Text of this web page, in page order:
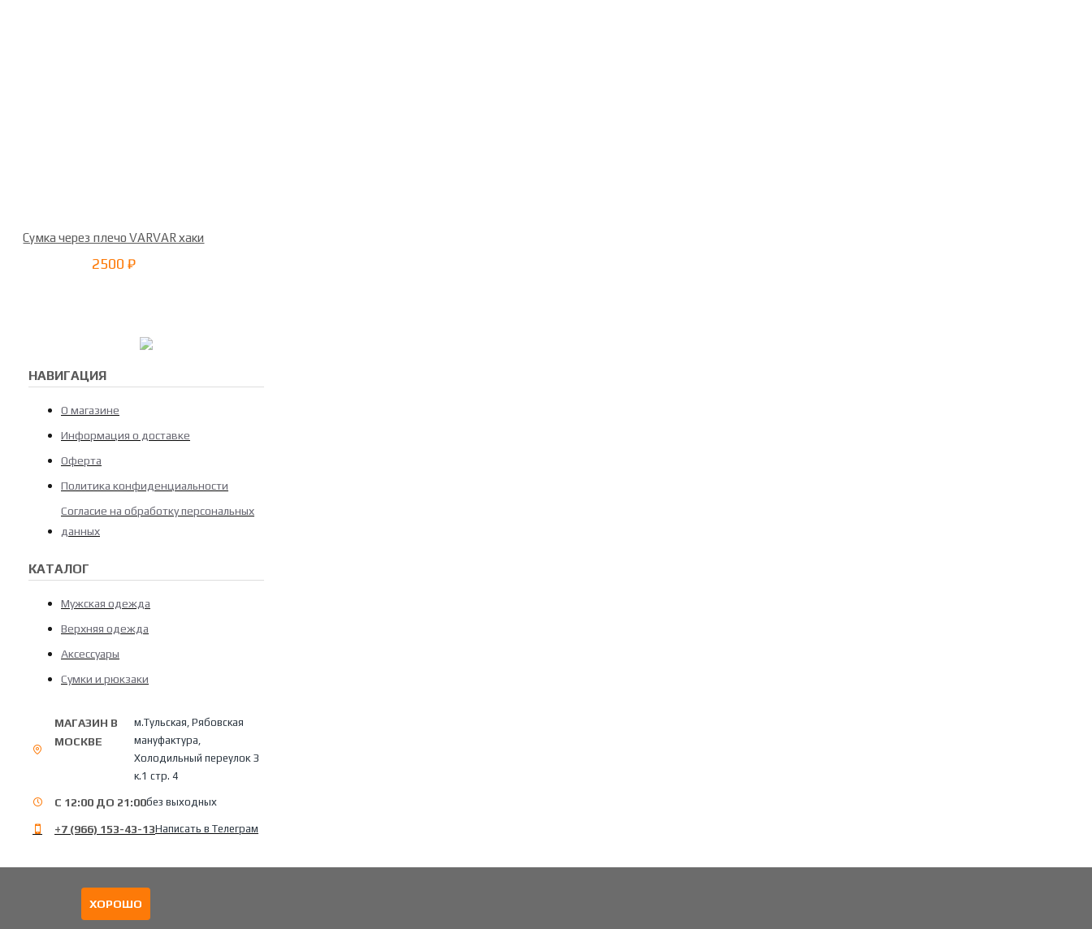
Сумка через плечо VARVAR хаки
2500 ₽
НАВИГАЦИЯ
О магазине
Информация о доставке
Оферта
Политика конфиденциальности
Согласие на обработку персональных
данных
КАТАЛОГ
Мужская одежда
Верхняя одежда
Аксессуары
Сумки и рюкзаки
МАГАЗИН В
МОСКВЕ
м.Тульская, Рябовская
мануфактура,
Холодильный переулок 3
к.1 стр. 4
С 12:00 ДО 21:00без выходных
+7 (966) 153-43-13Написать в Телеграм
ХОРОШО